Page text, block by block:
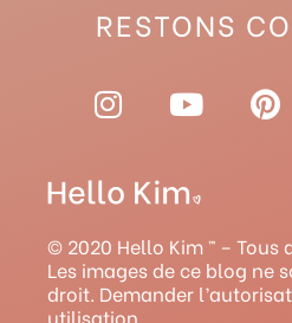
RESTONS
I
n
t
a
g
r
a
Y
o
t
u
b
e
P
i
r
e
s
© 2020 Hello Kim ™ – Tous
Les images de ce blog ne
droit. Demander
utilisation.